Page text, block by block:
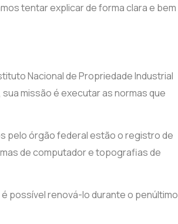
tentar explicar de forma clara e bem
Nacional de Propriedade Industrial
missão é executar as normas que
pelo órgão federal estão o registro de
de computador e topografias de
possível renová-lo durante o penúltimo